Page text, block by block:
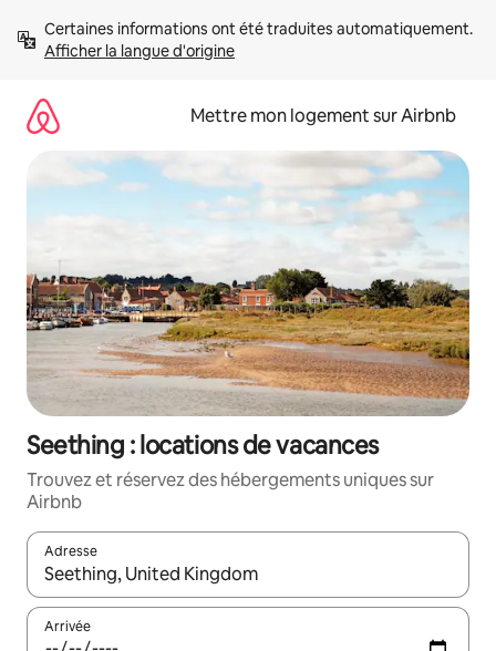
directement
Afficher la langue d'origine
Mettre mon logement sur Airbnb
Seething : locations de vacances
Trouvez et réservez des hébergements uniques sur
Airbnb
Adresse
Lorsque les résultats s'affichent, utilisez les flèches vers le
Arrivée